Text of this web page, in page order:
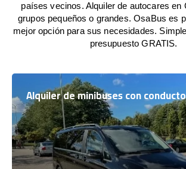
países vecinos. Alquiler de autocares en
grupos pequeños o grandes. OsaBus es
mejor opción para sus necesidades.
presupuesto GRATIS.
Alquiler de minibuses con